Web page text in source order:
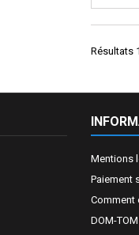
Résultats
Mentions
Paiement
Comment
DOM-